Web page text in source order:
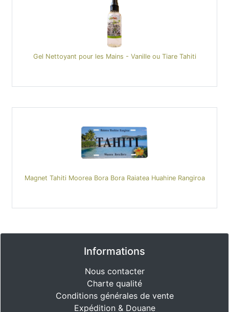
Gel Nettoyant pour les Mains - Vanille ou Tiare Tahiti
Magnet Tahiti Moorea Bora Bora Raiatea Huahine Rangiroa
Informations
Nous contacter
Charte qualité
Conditions générales de vente
Expédition & Douane